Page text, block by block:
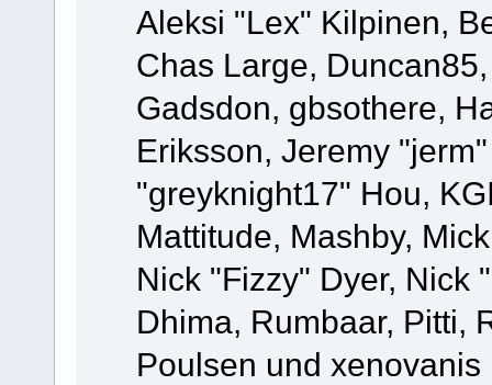
Aleksi "Lex" Kilpinen,
Chas Large,
Gadsdon, gbsothere,
Eriksson, Jeremy
"greyknight17" Hou,
Mattitude, Mashby,
Nick "Fizzy" Dyer, Nick
Dhima, Rumbaar, Pitti,
Poulsen und xenovanis